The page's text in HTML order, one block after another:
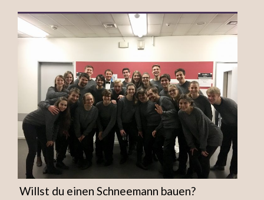
Willst du einen Schneemann bauen?